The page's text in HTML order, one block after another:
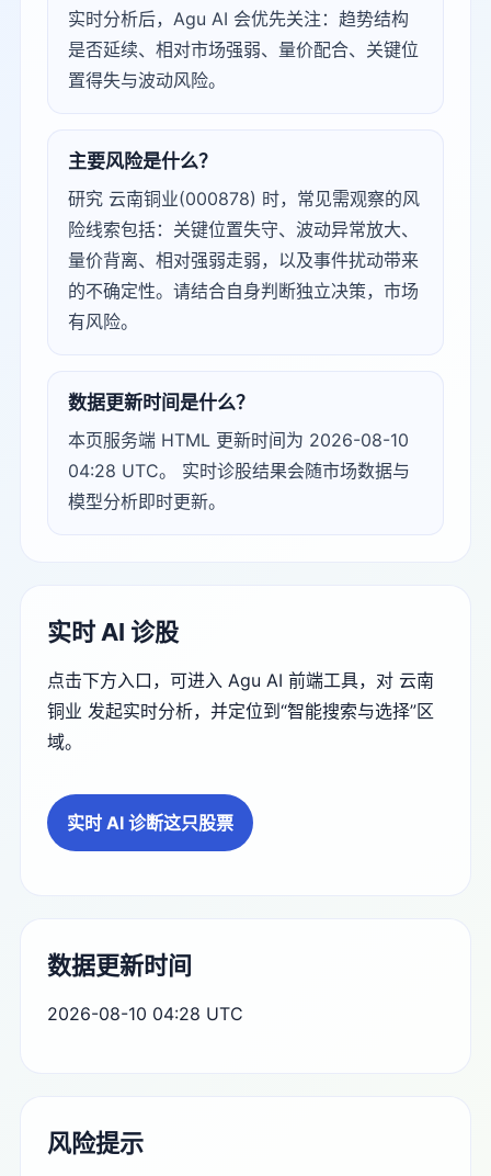
实时分析后，Agu AI 会优先关注：趋势结构
是否延续、相对市场强弱、量价配合、关键位
置得失与波动风险。
主要风险是什么？
研究 云南铜业(000878) 时，常见需观察的风
险线索包括：关键位置失守、波动异常放大、
量价背离、相对强弱走弱，以及事件扰动带来
的不确定性。请结合自身判断独立决策，市场
有风险。
数据更新时间是什么？
本页服务端 HTML 更新时间为 2026-08-10
04:28 UTC。 实时诊股结果会随市场数据与
模型分析即时更新。
实时 AI 诊股
点击下方入口，可进入 Agu AI 前端工具，对 云南
铜业 发起实时分析，并定位到“智能搜索与选择”区
域。
实时 AI 诊断这只股票
数据更新时间
2026-08-10 04:28 UTC
风险提示